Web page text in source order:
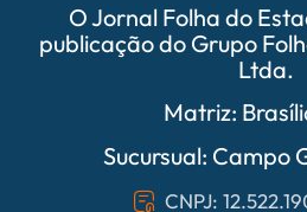
O Jornal Folha do
publicação do Grupo
Ltda.
Matriz:
Sucursual: Campo
CNPJ: